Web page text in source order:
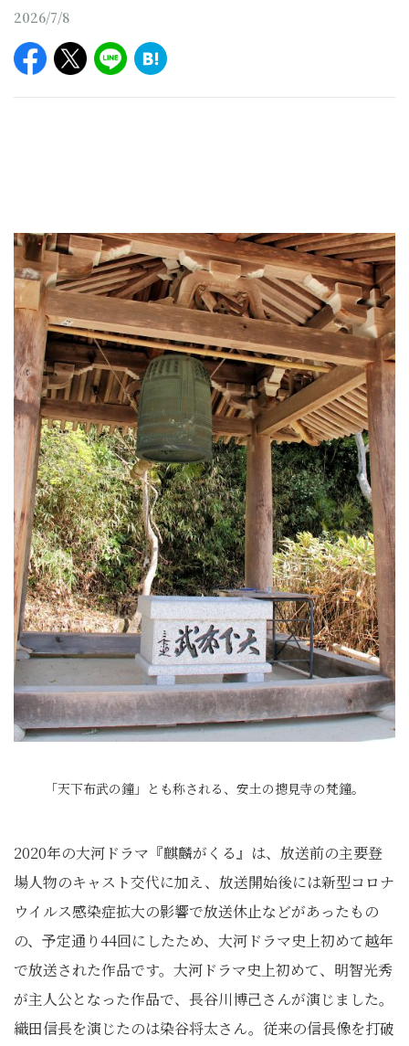
2026/7/8
「天下布武の鐘」とも称される、安土の摠見寺の梵鐘。
2020年の大河ドラマ『麒麟がくる』は、放送前の主要登
場人物のキャスト交代に加え、放送開始後には新型コロナ
ウイルス感染症拡大の影響で放送休止などがあったもの
の、予定通り44回にしたため、大河ドラマ史上初めて越年
で放送された作品です。大河ドラマ史上初めて、明智光秀
が主人公となった作品で、長谷川博己さんが演じました。
織田信長を演じたのは染谷将太さん。従来の信長像を打破